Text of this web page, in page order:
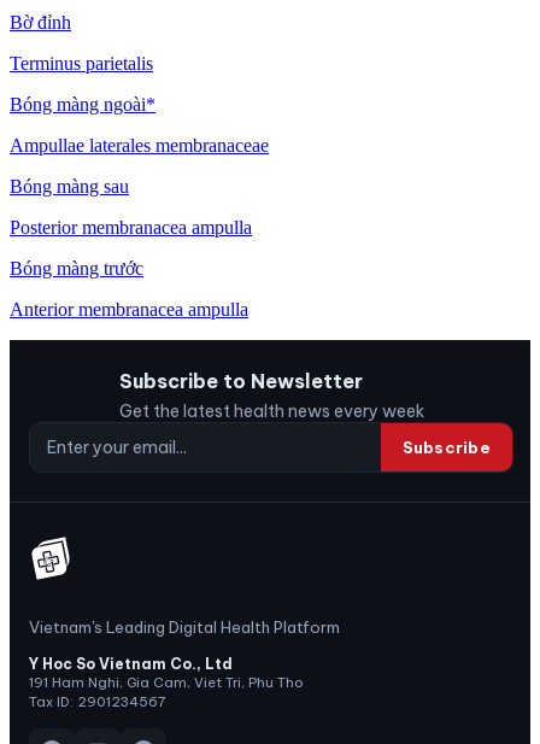
Bờ đỉnh
Terminus parietalis
Bóng màng ngoài*
Ampullae laterales membranaceae
Bóng màng sau
Posterior membranacea ampulla
Bóng màng trước
Anterior membranacea ampulla
Subscribe to Newsletter
Get the latest health news every week
Subscribe
Vietnam's Leading Digital Health Platform
Y Hoc So Vietnam Co., Ltd
191 Ham Nghi, Gia Cam, Viet Tri, Phu Tho
Tax ID: 2901234567